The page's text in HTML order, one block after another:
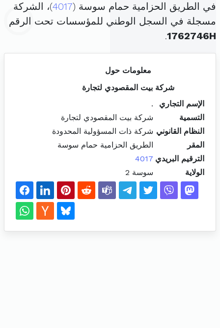
في الطريق الحزامية حمام سوسة (4017)، الشركة
مسجلة في السجل الوطني للمؤسسات تحت الرقم
1762746H
.
معلومات حول
شركة بيت المقصودي لتجارة
الإسم التجاري
.
التسمية
شركة بيت المقصودي لتجارة
النظام القانوني شركة ذات المسؤولية المحدودة
المقر
الطريق الحزامية حمام سوسة
الترقيم البريدي 4017
الولاية
سوسة 2